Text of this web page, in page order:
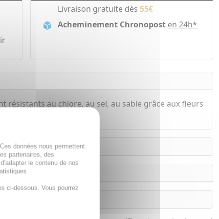
Livraison gratuite dès 55€
Acheminement Chronopost en 24h*
au chlore, au sel, au sable grâce aux fleurs
données nous permettent
partenaires, des
le contenu de nos
ci-dessous. Vous pourrez